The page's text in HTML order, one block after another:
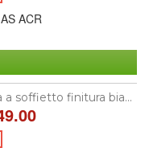
ACR
a soffietto finitura bia...